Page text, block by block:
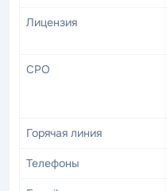
Лицензия
СРО
Горячая линия
Телефоны